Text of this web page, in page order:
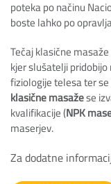
poteka po načinu
boste lahko po
Tečaj klasične
kjer slušatelji
fiziologije telesa ter
klasične masažese
kvalifikacije (NPK
maserjev.
Za dodatne